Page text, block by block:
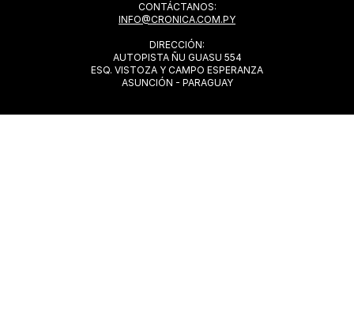
CONTÁCTANOS:
INFO@CRONICA.COM.PY
DIRECCIÓN:
AUTOPISTA ÑU GUASU 554
ESQ. VISTOZA Y CAMPO ESPERANZA
ASUNCIÓN - PARAGUAY